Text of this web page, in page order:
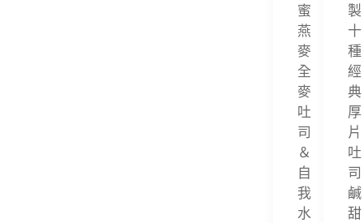
蜜
燕
麥
全
麥
吐
司
＆
自
我
水
製
十
種
經
典
厚
片
吐
司
鹹
甜